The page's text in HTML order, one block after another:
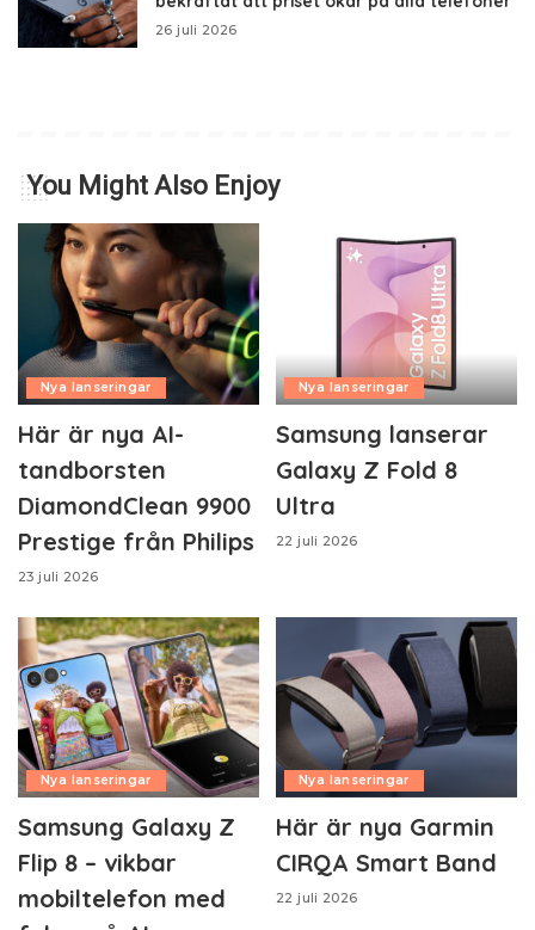
26 juli 2026
You Might Also Enjoy
Nya lanseringar
Här är nya AI-
tandborsten
DiamondClean 9900
Prestige från Philips
23 juli 2026
Nya lanseringar
Samsung lanserar
Galaxy Z Fold 8
Ultra
22 juli 2026
Nya lanseringar
Samsung Galaxy Z
Flip 8 – vikbar
mobiltelefon med
Nya lanseringar
Här är nya Garmin
CIRQA Smart Band
22 juli 2026